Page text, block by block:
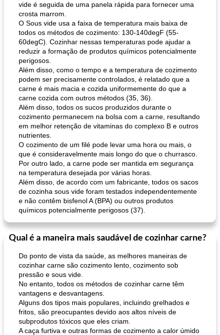
vide é seguida de uma panela rápida para fornecer uma
crosta marrom.
O Sous vide usa a faixa de temperatura mais baixa de
todos os métodos de cozimento: 130-140degF (55-
60degC). Cozinhar nessas temperaturas pode ajudar a
reduzir a formação de produtos químicos potencialmente
perigosos.
Além disso, como o tempo e a temperatura de cozimento
podem ser precisamente controlados, é relatado que a
carne é mais macia e cozida uniformemente do que a
carne cozida com outros métodos (35, 36).
Além disso, todos os sucos produzidos durante o
cozimento permanecem na bolsa com a carne, resultando
em melhor retenção de vitaminas do complexo B e outros
nutrientes.
O cozimento de um filé pode levar uma hora ou mais, o
que é consideravelmente mais longo do que o churrasco.
Por outro lado, a carne pode ser mantida em segurança
na temperatura desejada por várias horas.
Além disso, de acordo com um fabricante, todos os sacos
de cozinha sous vide foram testados independentemente
e não contêm bisfenol A (BPA) ou outros produtos
químicos potencialmente perigosos (37).
Qual é a maneira mais saudável de cozinhar carne?
Do ponto de vista da saúde, as melhores maneiras de
cozinhar carne são cozimento lento, cozimento sob
pressão e sous vide.
No entanto, todos os métodos de cozinhar carne têm
vantagens e desvantagens.
Alguns dos tipos mais populares, incluindo grelhados e
fritos, são preocupantes devido aos altos níveis de
subprodutos tóxicos que eles criam.
A caça furtiva e outras formas de cozimento a calor úmido